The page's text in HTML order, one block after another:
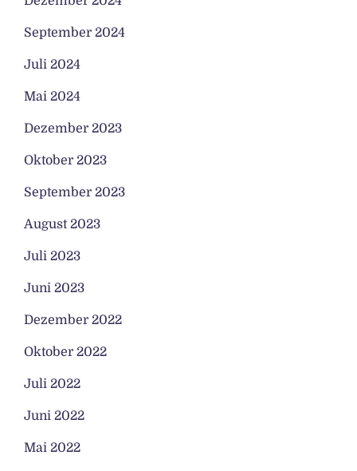
September 2024
Juli 2024
Mai 2024
Dezember 2023
Oktober 2023
September 2023
August 2023
Juli 2023
Juni 2023
Dezember 2022
Oktober 2022
Juli 2022
Juni 2022
Mai 2022